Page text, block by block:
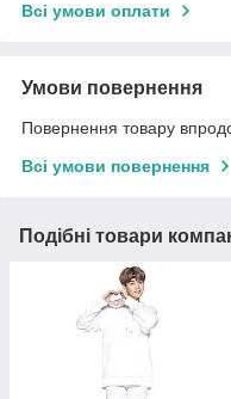
Всі умови оплати
Умови повернення
Повернення товару
Всі умови повернення
Подібні товари